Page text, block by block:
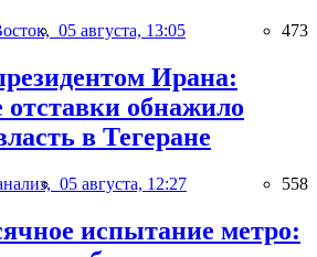
05 августа, 13:05 473
Ирана:
отставки обнажило
в Тегеране
05 августа, 12:27 558
испытание метро: